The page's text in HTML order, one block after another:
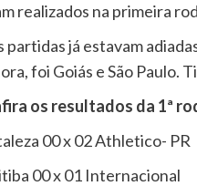
realizados na primeira
partidas já estavam
foi Goiás e São Paulo.
os resultados da 1ª
00 x 02 Athletico- PR
00 x 01 Internacional